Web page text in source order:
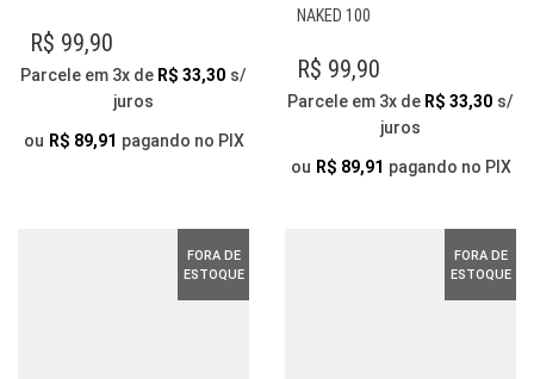
TEM
VARIANTES.
AS
OPÇÕES
R$ 99,90
Parcele em 3x de R$ 33,30 s/
juros
ou R$ 89,91 pagando no PIX
NAKED 100
TEM
VARIANTES.
AS
OPÇÕES
R$ 99,90
Parcele em 3x de R$ 33,30 s/
juros
ou R$ 89,91 pagando no PIX
FORA DE
ESTOQUE
FORA DE
ESTOQUE